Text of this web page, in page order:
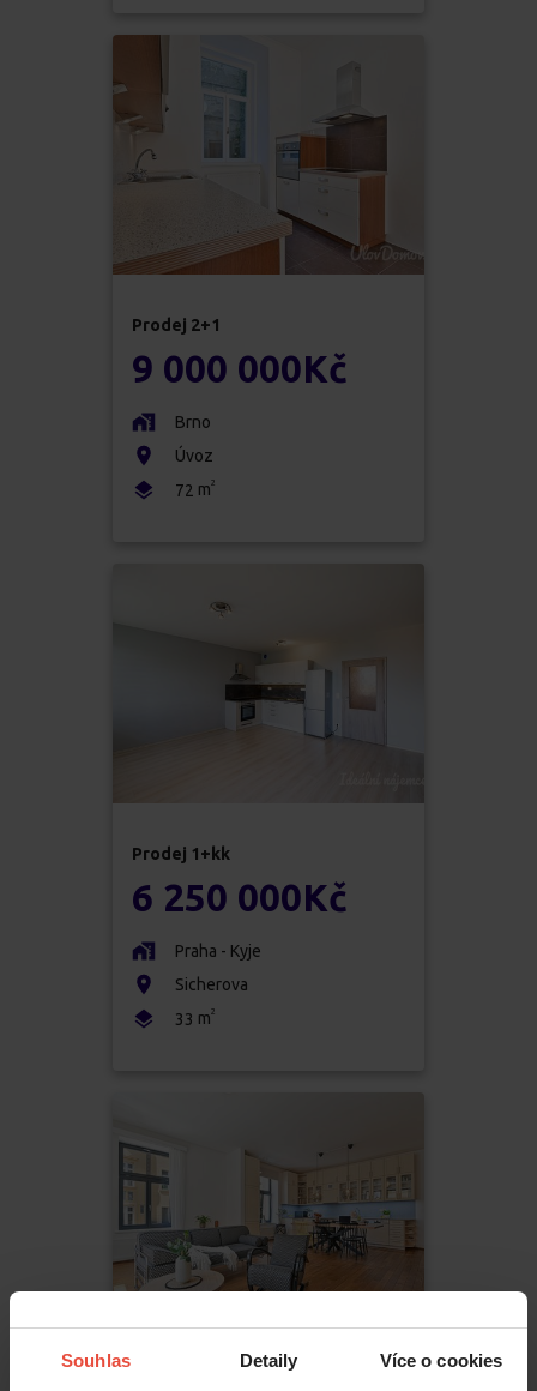
Souhlas Detaily Více o cookies
Prodej 2+1
9 000 000Kč
Brno
Úvoz
72 m2
Prodej 1+kk
6 250 000Kč
Praha - Kyje
Sicherova
33 m2